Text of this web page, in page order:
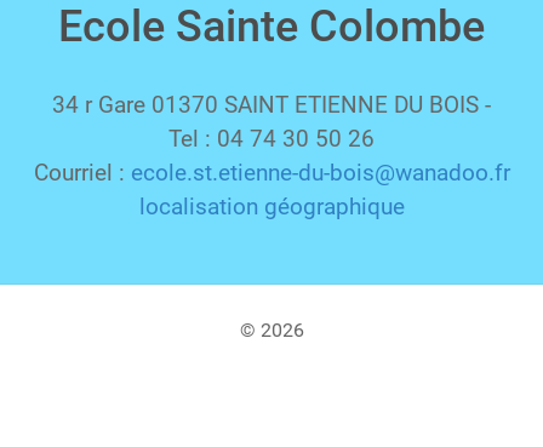
Ecole Sainte Colombe
34 r Gare 01370 SAINT ETIENNE DU BOIS -
Tel : 04 74 30 50 26
Courriel : ecole.st.etienne-du-bois@wanadoo.fr
localisation géographique
© 2026